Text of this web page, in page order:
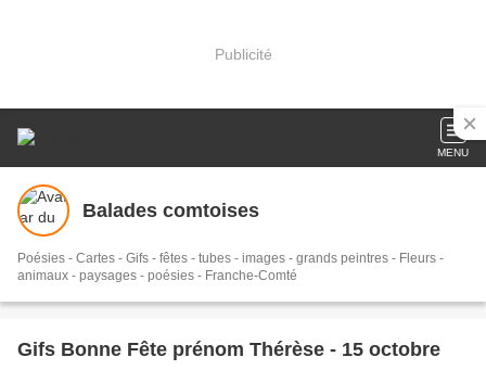
Publicité
MENU
Balades comtoises
Poésies - Cartes - Gifs - fêtes - tubes - images - grands peintres - Fleurs -
animaux - paysages - poésies - Franche-Comté
Gifs Bonne Fête prénom Thérèse - 15 octobre